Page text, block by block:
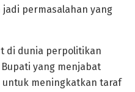
jadi permasalahan yang
di dunia perpolitikan
yang menjabat
untuk meningkatkan taraf